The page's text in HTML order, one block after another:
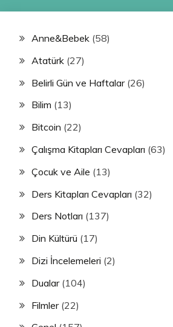
Anne&Bebek (58)
Atatürk (27)
Belirli Gün ve Haftalar(26)
Bilim (13)
Bitcoin (22)
Çalışma Kitapları Cevapları (63)
Çocuk ve Aile (13)
Ders Kitapları Cevapları (32)
Ders Notları (137)
Din Kültürü (17)
Dizi İncelemeleri (2)
Dualar(104)
Filmler(22)